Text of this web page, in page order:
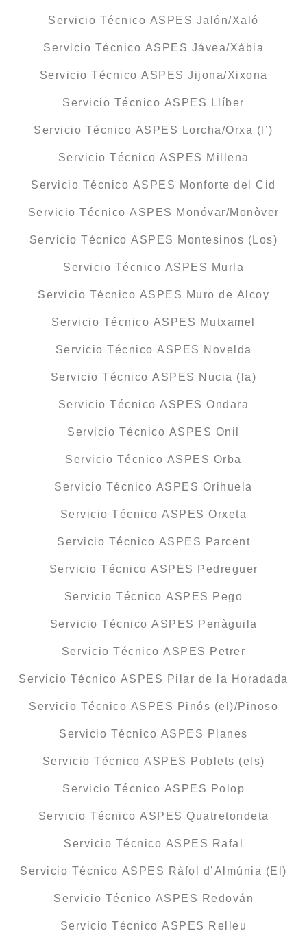
Servicio Técnico ASPES Jalón/Xaló
Servicio Técnico ASPES Jávea/Xàbia
Servicio Técnico ASPES Jijona/Xixona
Servicio Técnico ASPES Llíber
Servicio Técnico ASPES Lorcha/Orxa (l’)
Servicio Técnico ASPES Millena
Servicio Técnico ASPES Monforte del Cid
Servicio Técnico ASPES Monóvar/Monòver
Servicio Técnico ASPES Montesinos (Los)
Servicio Técnico ASPES Murla
Servicio Técnico ASPES Muro de Alcoy
Servicio Técnico ASPES Mutxamel
Servicio Técnico ASPES Novelda
Servicio Técnico ASPES Nucia (la)
Servicio Técnico ASPES Ondara
Servicio Técnico ASPES Onil
Servicio Técnico ASPES Orba
Servicio Técnico ASPES Orihuela
Servicio Técnico ASPES Orxeta
Servicio Técnico ASPES Parcent
Servicio Técnico ASPES Pedreguer
Servicio Técnico ASPES Pego
Servicio Técnico ASPES Penàguila
Servicio Técnico ASPES Petrer
Servicio Técnico ASPES Pilar de la Horadada
Servicio Técnico ASPES Pinós (el)/Pinoso
Servicio Técnico ASPES Planes
Servicio Técnico ASPES Poblets (els)
Servicio Técnico ASPES Polop
Servicio Técnico ASPES Quatretondeta
Servicio Técnico ASPES Rafal
Servicio Técnico ASPES Ràfol d’Almúnia (El)
Servicio Técnico ASPES Redován
Servicio Técnico ASPES Relleu